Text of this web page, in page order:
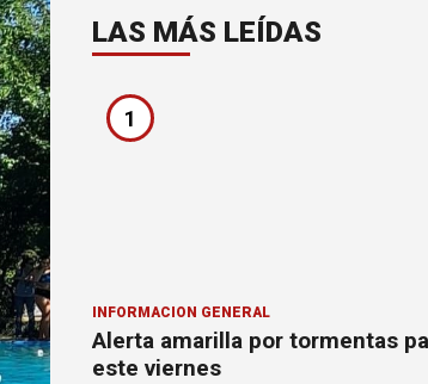
LAS MÁS LEÍDAS
1
INFORMACION GENERAL
Alerta amarilla por tormentas
este viernes